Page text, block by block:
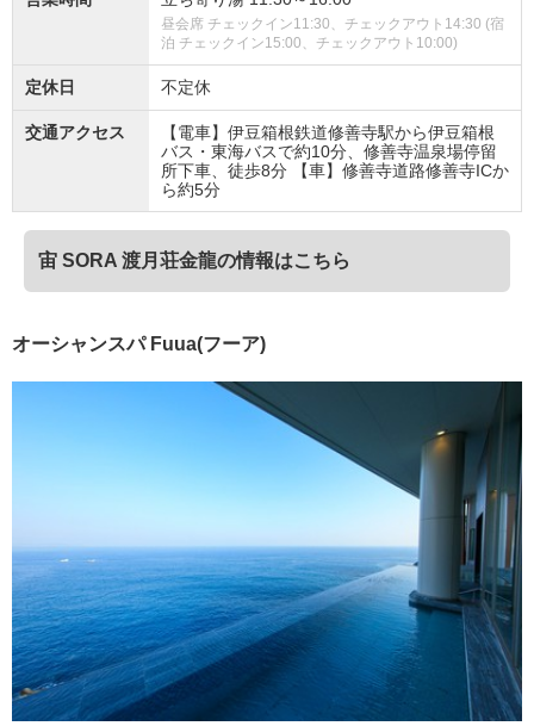
昼会席 チェックイン11:30、チェックアウト14:30 (宿
泊 チェックイン15:00、チェックアウト10:00)
定休日 不定休
交通アクセス
【電車】伊豆箱根鉄道修善寺駅から伊豆箱根
バス・東海バスで約10分、修善寺温泉場停留
所下車、徒歩8分 【車】修善寺道路修善寺ICか
ら約5分
宙 SORA 渡月荘金龍の情報はこちら
オーシャンスパ Fuua(フーア)